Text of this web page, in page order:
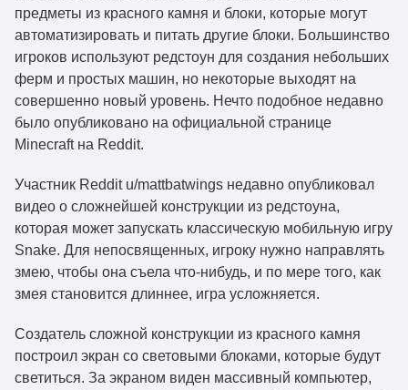
предметы из красного камня и блоки, которые могут
автоматизировать и питать другие блоки. Большинство
игроков используют редстоун для создания небольших
ферм и простых машин, но некоторые выходят на
совершенно новый уровень. Нечто подобное недавно
было опубликовано на официальной странице
Minecraft на Reddit.
Участник Reddit u/mattbatwings недавно опубликовал
видео о сложнейшей конструкции из редстоуна,
которая может запускать классическую мобильную игру
Snake. Для непосвященных, игроку нужно направлять
змею, чтобы она съела что-нибудь, и по мере того, как
змея становится длиннее, игра усложняется.
Создатель сложной конструкции из красного камня
построил экран со световыми блоками, которые будут
светиться. За экраном виден массивный компьютер,